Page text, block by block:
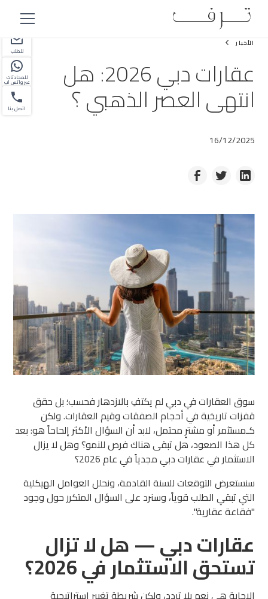
شريك
للطلب
للمحادثات
عبر واتس اب
اتصل بنا
الأخبار
عقارات دبي 2026: هل
انتهى العصر الذهبي ؟
16/12/2025
سوق العقارات في دبي لم يكتفِ بالازدهار فحسب؛ بل حقق
قفزات تاريخية في أحجام الصفقات وقيم العقارات. ولكن
كـمستثمر أو مشترٍ محتمل، لابد أن السؤال الأكثر إلحاحاً هو: بعد
كل هذا الصعود، هل تبقى هناك فرص للنمو؟ وهل لا يزال
الاستثمار في عقارات دبي مجدياً في عام 2026؟
سنستعرض التوقعات للسنة القادمة، ونحلل العوامل الهيكلية
التي تبقي الطلب قوياً، وسنرد على السؤال المتكرر حول وجود
"فقاعة عقارية".
عقارات دبي — هل لا تزال
تستحق الاستثمار في 2026؟
الإجابة هي نعم بلا تردد، ولكن شريطة تغيير استراتيجية